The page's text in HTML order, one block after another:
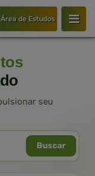
Área de Estudos
seu
Buscar